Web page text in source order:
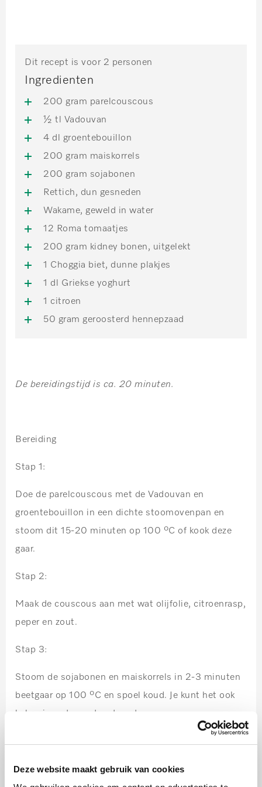
Deze website maakt gebruik van cookies
Dit recept is voor 2 personen
Ingredienten
200 gram parelcouscous
½ tl Vadouvan
4 dl groentebouillon
200 gram maiskorrels
200 gram sojabonen
Rettich, dun gesneden
Wakame, geweld in water
12 Roma tomaatjes
200 gram kidney bonen, uitgelekt
1 Choggia biet, dunne plakjes
1 dl Griekse yoghurt
1 citroen
50 gram geroosterd hennepzaad
De bereidingstijd is ca. 20 minuten.
Bereiding
Stap 1:
Doe de parelcouscous met de Vadouvan en
groentebouillon in een dichte stoomovenpan en
stoom dit 15-20 minuten op 100 ºC of kook deze
gaar.
Stap 2:
Maak de couscous aan met wat olijfolie, citroenrasp,
peper en zout.
Stap 3:
Stoom de sojabonen en maiskorrels in 2-3 minuten
beetgaar op 100 ºC en spoel koud. Je kunt het ook
koken in water met wat zout.
Laat de kidney bonen uitlekken en snijd dunne